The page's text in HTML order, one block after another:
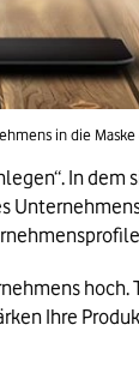
in die Maske
In dem
Ihre